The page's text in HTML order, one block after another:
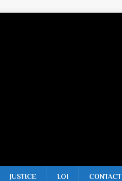
JUSTICE LOI CONTACT